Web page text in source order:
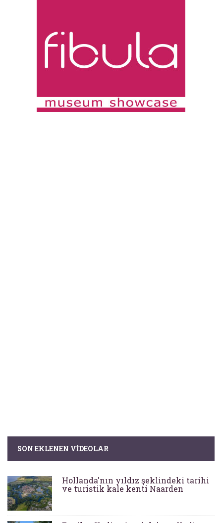
SON EKLENEN VIDEOLAR
Hollanda'nın yıldız şeklindeki tarihi
ve turistik kale kenti Naarden